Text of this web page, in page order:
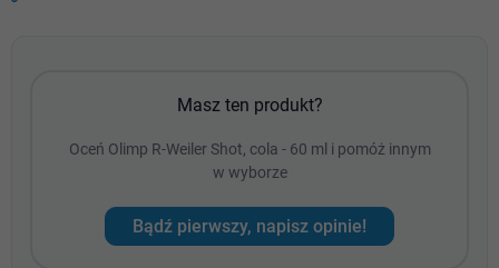
Masz ten produkt?
Oceń Olimp R-Weiler Shot, cola - 60 ml i pomóż innym
w wyborze
Bądź pierwszy, napisz opinie!